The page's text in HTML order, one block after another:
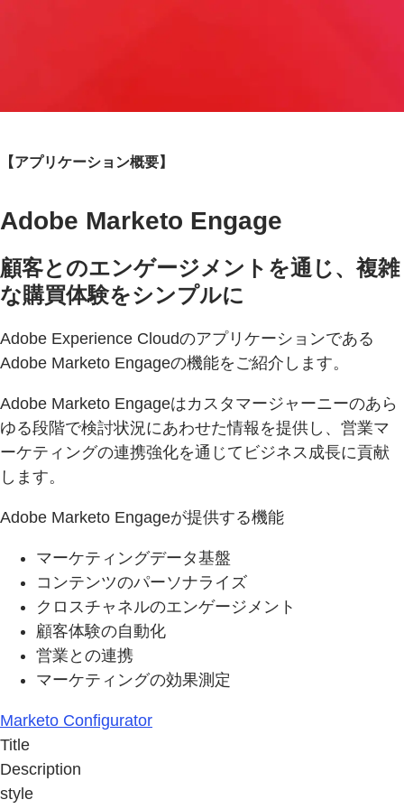
【アプリケーション概要】
Adobe Marketo Engage
顧客とのエンゲージメントを通じ、複雑
な購買体験をシンプルに
Adobe Experience Cloudのアプリケーションである
Adobe Marketo Engageの機能をご紹介します。
Adobe Marketo Engageはカスタマージャーニーのあら
ゆる段階で検討状況にあわせた情報を提供し、営業マ
ーケティングの連携強化を通じてビジネス成長に貢献
します。
Adobe Marketo Engageが提供する機能
マーケティングデータ基盤
コンテンツのパーソナライズ
クロスチャネルのエンゲージメント
顧客体験の自動化
営業との連携
マーケティングの効果測定
Marketo Configurator
Title
Description
style